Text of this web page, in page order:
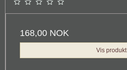
168,00 NOK
Vis produkt